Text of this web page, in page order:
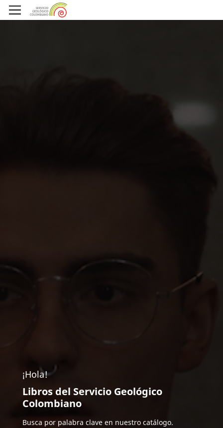
¡Hola!
Libros del Servicio Geológico
Colombiano
Busca por palabra clave en nuestro catálogo.